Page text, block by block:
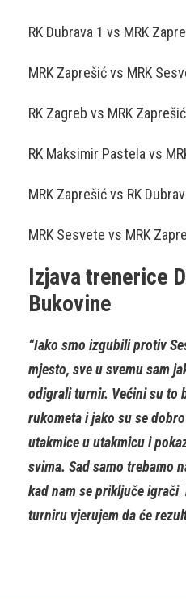
RK Dubrava 1 vs MRK
MRK Zaprešić vs MRK
RK Zagreb vs MRK
RK Maksimir Pastela vs
MRK Zaprešić vs RK
MRK Sesvete vs MRK
Izjava trenerice
Bukovine
“Iako smo izgubili protiv
mjesto, sve u svemu sam
odigrali turnir. Većini su to
rukometa i jako su se
utakmice u utakmicu i
svima. Sad samo trebamo
kad nam se priključe
turniru vjerujem da će